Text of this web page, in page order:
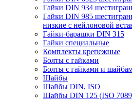
Гайки DIN 934
Гайки DIN 985
низкие с нейлоновой
Гайки-барашки DIN 315
Гайки специальные
Комплекты крепежные
Болты с гайками
Болты с гайками и
Шайбы
Шайбы DIN, ISO
Шайбы DIN 125 (ISO